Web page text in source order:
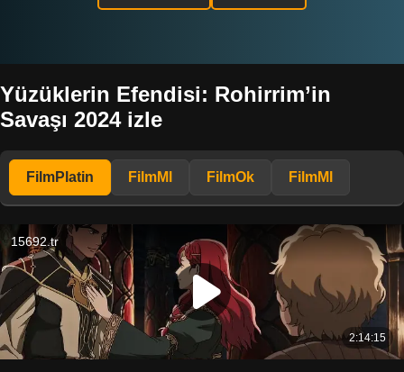
Yüzüklerin Efendisi: Rohirrim’in
Savaşı 2024 izle
FilmPlatin FilmMl FilmOk FilmMl